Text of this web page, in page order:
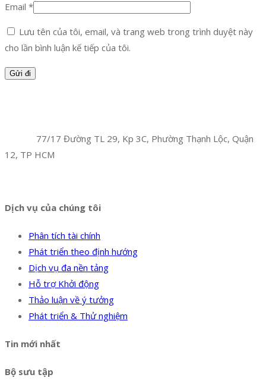
Email *
Lưu tên của tôi, email, và trang web trong trình duyệt này
cho lần bình luận kế tiếp của tôi.
77/17 Đường TL 29, Kp 3C, Phường Thạnh Lộc, Quận
12, TP HCM
Dịch vụ của chúng tôi
Phân tích tài chính
Phát triển theo định hướng
Dịch vụ đa nền tảng
Hỗ trợ Khởi động
Thảo luận về ý tưởng
Phát triển & Thử nghiệm
Tin mới nhất
Bộ sưu tập